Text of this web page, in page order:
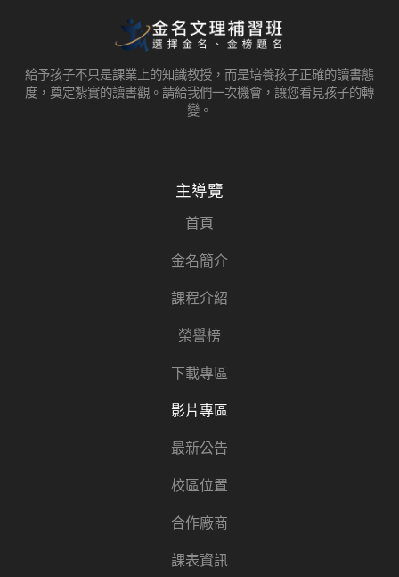
給予孩子不只是課業上的知識教授，而是培養孩子正確的讀書態
度，奠定紮實的讀書觀。請給我們一次機會，讓您看見孩子的轉
變。
主導覽
首頁
金名簡介
課程介紹
榮譽榜
下載專區
影片專區
最新公告
校區位置
合作廠商
課表資訊